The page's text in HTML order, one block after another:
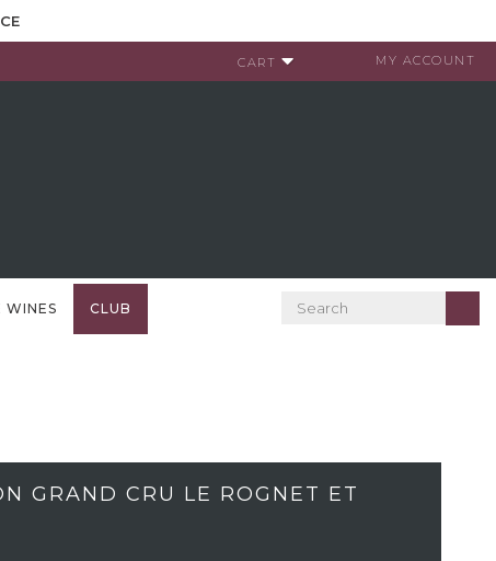
MY ACCOUNT
CART
WINES CLUB
GRAND CRU LE ROGNET ET